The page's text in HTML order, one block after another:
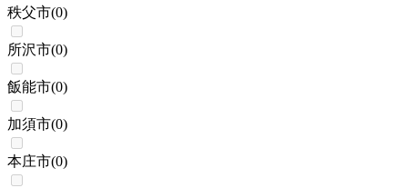
秩父市(0)
所沢市(0)
飯能市(0)
加須市(0)
本庄市(0)